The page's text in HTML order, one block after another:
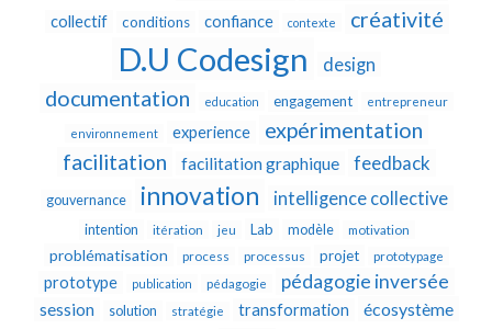
collectif conditions confiance contexte créativité
D.U Codesign design
documentation education engagement entrepreneur
environnement experience
expérimentation
facilitation
facilitation graphique feedback
gouvernance innovation intelligence collective
intention itération jeu Lab modèle motivation
problématisation process processus projet prototypage
prototype publication pédagogie pédagogie inversée
session solution stratégie transformation écosystème